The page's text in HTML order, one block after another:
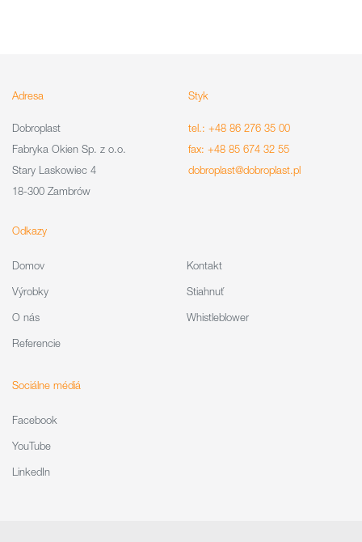
Adresa
Dobroplast
Fabryka Okien Sp. z o.o.
Stary Laskowiec 4
18-300 Zambrów
Styk
tel.: +48 86 276 35 00
fax: +48 85 674 32 55
dobroplast@dobroplast.pl
Odkazy
Domov
Výrobky
O nás
Referencie
Kontakt
Stiahnuť
Whistleblower
Sociálne médiá
Facebook
YouTube
LinkedIn